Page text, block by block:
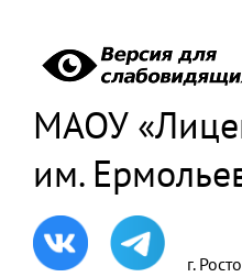
МАОУ
им.
г.